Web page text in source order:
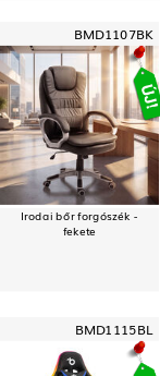
BMD1107BK
Irodai bőr forgószék -
fekete
BMD1115BL